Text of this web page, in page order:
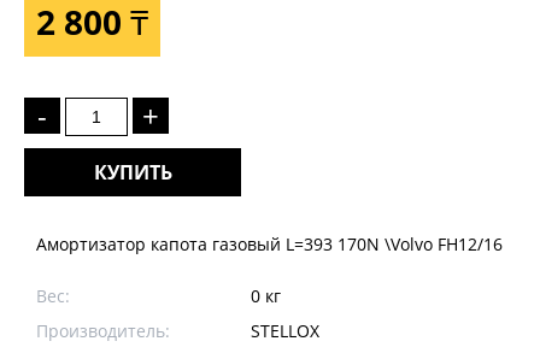
2 800 ₸
- +
КУПИТЬ
Амортизатор капота газовый L=393 170N \Volvo FH12/16
Вес:
0 кг
Производитель:
STELLOX